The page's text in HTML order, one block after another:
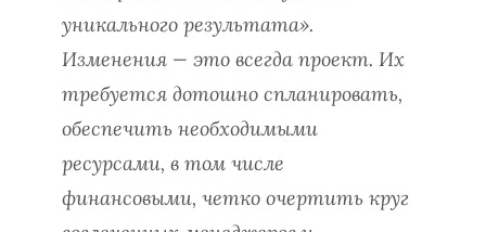
уникального результата».
Изменения — это всегда проект. Их
требуется дотошно спланировать,
обеспечить необходимыми
ресурсами, в том числе
финансовыми, четко очертить круг